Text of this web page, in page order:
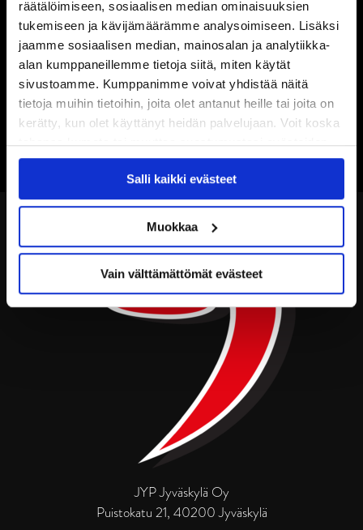
räätälöimiseen, sosiaalisen median ominaisuuksien
tukemiseen ja kävijämäärämme analysoimiseen. Lisäksi
jaamme sosiaalisen median, mainosalan ja analytiikka-
alan kumppaneillemme tietoja siitä, miten käytät
sivustoamme. Kumppanimme voivat yhdistää näitä
tietoja muihin tietoihin, joita olet antanut heille tai joita on
kerätty, kun olet käyttänyt heidän palvelujaan. Voit koska
tahansa kumota tai muuttaa suostumustasi evästeiden
käytöstäEvästeet-sivultamme.
Salli kaikki evästeet
Muokkaa
Vain välttämättömät evästeet
JYP Jyväskylä Oy
Puistokatu 21, 40200 Jyväskylä